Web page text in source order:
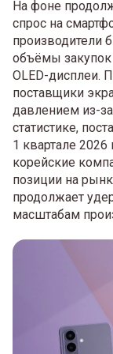
На фоне
спрос на
производители
объёмы
OLED-дисплеи.
поставщики
давлением из-
статистике,
1 квартале 2026
корейские
позиции на
продолжает
масштабам